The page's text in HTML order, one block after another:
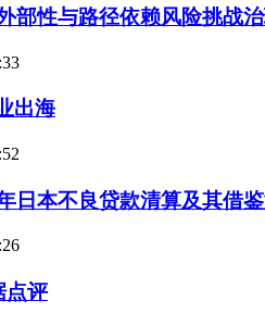
部性与路径依赖风险挑战
出海
日本不良贷款清算及其借
点评